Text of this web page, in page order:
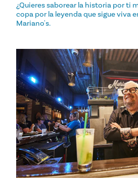
¿Quieres saborear la historia por ti
copa por la leyenda que sigue viva
Mariano's.